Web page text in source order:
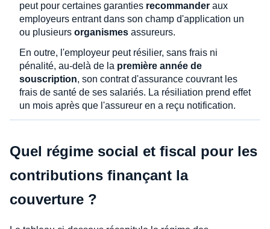
peut pour certaines garanties recommander aux
employeurs entrant dans son champ d'application un
ou plusieurs organismes assureurs.
En outre, l'employeur peut résilier, sans frais ni
pénalité, au-delà de la première année de
souscription, son contrat d'assurance couvrant les
frais de santé de ses salariés. La résiliation prend effet
un mois après que l'assureur en a reçu notification.
Quel régime social et fiscal pour les
contributions finançant la
couverture ?